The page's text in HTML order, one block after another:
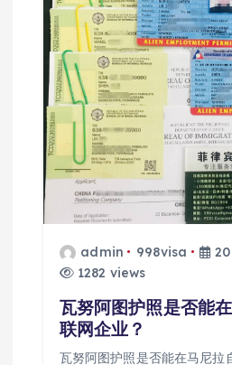
admin 998visa
1282 views
瓦努阿图护照是否能
联网企业？
瓦努阿图护照是否能在马尼拉